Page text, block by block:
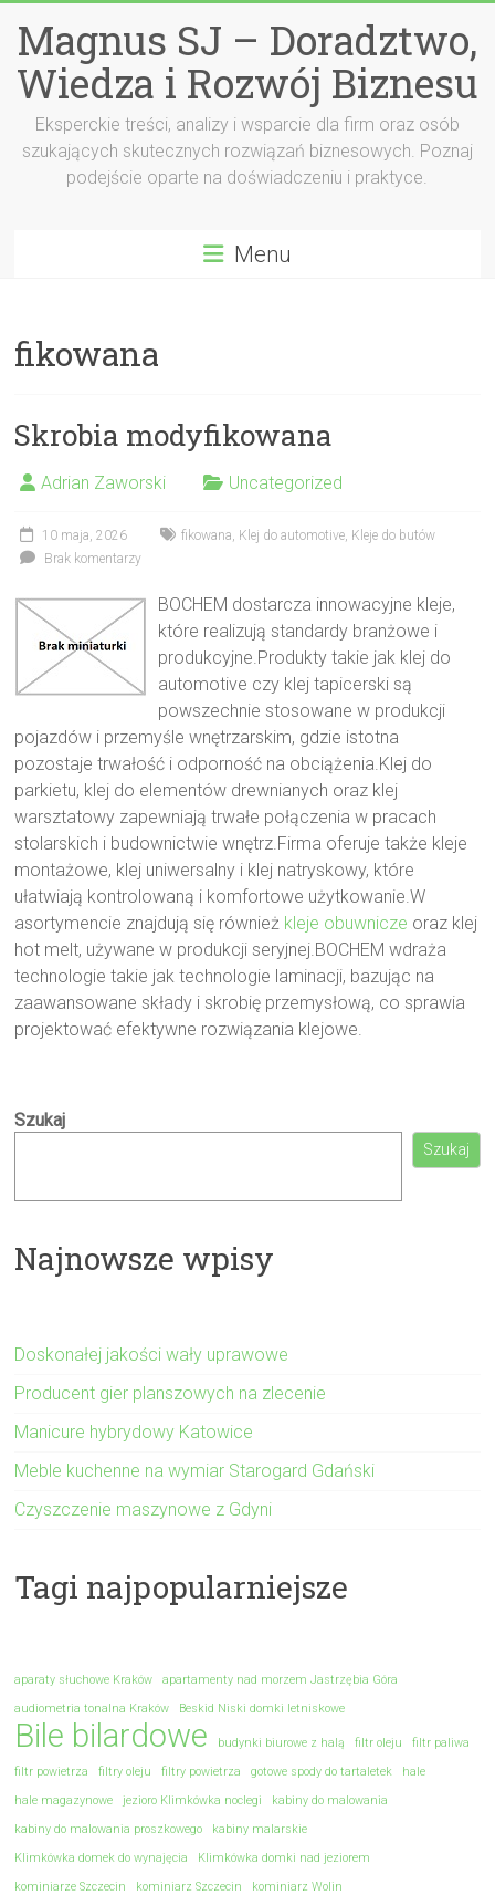
do
treściMagnus SJ – Doradztwo,
Wiedza i Rozwój Biznesu
Eksperckie treści, analizy i wsparcie dla firm oraz osób
szukających skutecznych rozwiązań biznesowych. Poznaj
podejście oparte na doświadczeniu i praktyce.
Menu
fikowana
Skrobia modyfikowana
Adrian Zaworski Uncategorized
10 maja, 2026 fikowana, Klej do automotive, Kleje do butów
Brak komentarzy
BOCHEM dostarcza innowacyjne kleje,
które realizują standardy branżowe i
produkcyjne.Produkty takie jak klej do
automotive czy klej tapicerski są
powszechnie stosowane w produkcji
pojazdów i przemyśle wnętrzarskim, gdzie istotna
pozostaje trwałość i odporność na obciążenia.Klej do
parkietu, klej do elementów drewnianych oraz klej
warsztatowy zapewniają trwałe połączenia w pracach
stolarskich i budownictwie wnętrz.Firma oferuje także kleje
montażowe, klej uniwersalny i klej natryskowy, które
ułatwiają kontrolowaną i komfortowe użytkowanie.W
asortymencie znajdują się również kleje obuwnicze oraz klej
hot melt, używane w produkcji seryjnej.BOCHEM wdraża
technologie takie jak technologie laminacji, bazując na
zaawansowane składy i skrobię przemysłową, co sprawia
projektować efektywne rozwiązania klejowe.
Szukaj
Szukaj
Najnowsze wpisy
Doskonałej jakości wały uprawowe
Producent gier planszowych na zlecenie
Manicure hybrydowy Katowice
Meble kuchenne na wymiar Starogard Gdański
Czyszczenie maszynowe z Gdyni
Tagi najpopularniejsze
aparaty słuchowe Kraków
apartamenty nad morzem Jastrzębia Góra
audiometria tonalna Kraków
Beskid Niski domki letniskowe
Bile bilardowe budynki biurowe z halą filtr oleju
filtr paliwa
filtr powietrza
filtry oleju filtry powietrza gotowe spody do tartaletek
hale
hale magazynowe
jezioro Klimkówka noclegi
kabiny do malowania
kabiny do malowania proszkowego
kabiny malarskie
Klimkówka domek do wynajęcia
Klimkówka domki nad jeziorem
kominiarze Szczecin
kominiarz Szczecin
kominiarz Wolin